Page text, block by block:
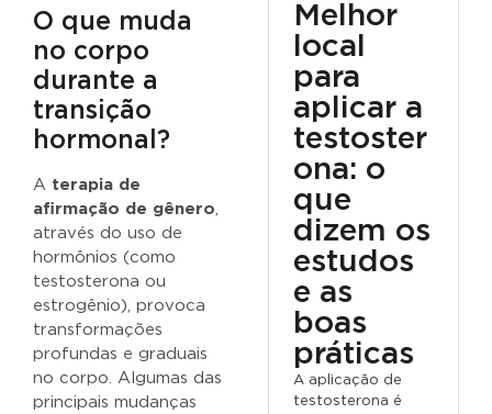
O que muda
no corpo
durante a
transição
hormonal?
A terapia de
afirmação de gênero,
através do uso de
hormônios (como
testosterona ou
estrogênio), provoca
transformações
profundas e graduais
no corpo. Algumas das
principais mudanças
Melhor
local
para
aplicar a
testoster
ona: o
que
dizem os
estudos
e as
boas
práticas
A aplicação de
testosterona é